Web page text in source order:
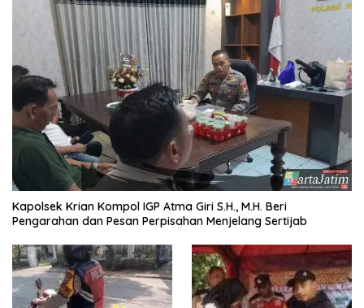
Kapolsek Krian Kompol IGP Atma Giri S.H., M.H. Beri
Pengarahan dan Pesan Perpisahan Menjelang Sertijab